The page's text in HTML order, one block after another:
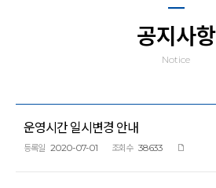
공지사항
Notice
운영시간 일시변경 안내
등록일 2020-07-01 조회수 38633